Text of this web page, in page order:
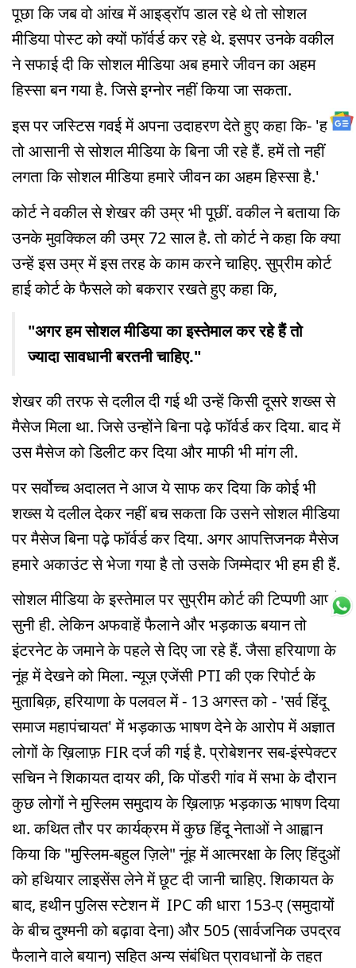
पूछा कि जब वो आंख में आइड्रॉप डाल रहे थे तो सोशल
मीडिया पोस्ट को क्यों फॉर्वर्ड कर रहे थे. इसपर उनके वकील
ने सफाई दी कि सोशल मीडिया अब हमारे जीवन का अहम
हिस्सा बन गया है. जिसे इग्नोर नहीं किया जा सकता.
इस पर जस्टिस गवई में अपना उदाहरण देते हुए कहा कि- 'हम
तो आसानी से सोशल मीडिया के बिना जी रहे हैं. हमें तो नहीं
लगता कि सोशल मीडिया हमारे जीवन का अहम हिस्सा है.'
कोर्ट ने वकील से शेखर की उम्र भी पूछीं. वकील ने बताया कि
उनके मुवक्किल की उम्र 72 साल है. तो कोर्ट ने कहा कि क्या
उन्हें इस उम्र में इस तरह के काम करने चाहिए. सुप्रीम कोर्ट
हाई कोर्ट के फैसले को बकरार रखते हुए कहा कि,
"अगर हम सोशल मीडिया का इस्तेमाल कर रहे हैं तो
ज्यादा सावधानी बरतनी चाहिए."
शेखर की तरफ से दलील दी गई थी उन्हें किसी दूसरे शख्स से
मैसेज मिला था. जिसे उन्होंने बिना पढ़े फॉर्वर्ड कर दिया. बाद में
उस मैसेज को डिलीट कर दिया और माफी भी मांग ली.
पर सर्वोच्च अदालत ने आज ये साफ कर दिया कि कोई भी
शख्स ये दलील देकर नहीं बच सकता कि उसने सोशल मीडिया
पर मैसेज बिना पढ़े फॉर्वर्ड कर दिया. अगर आपत्तिजनक मैसेज
हमारे अकाउंट से भेजा गया है तो उसके जिम्मेदार भी हम ही हैं.
सोशल मीडिया के इस्तेमाल पर सुप्रीम कोर्ट की टिप्पणी आपने
सुनी ही. लेकिन अफवाहें फैलाने और भड़काऊ बयान तो
इंटरनेट के जमाने के पहले से दिए जा रहे हैं. जैसा हरियाणा के
नूंह में देखने को मिला. न्यूज़ एजेंसी PTI की एक रिपोर्ट के
मुताबिक़, हरियाणा के पलवल में - 13 अगस्त को - 'सर्व हिंदू
समाज महापंचायत' में भड़काऊ भाषण देने के आरोप में अज्ञात
लोगों के ख़िलाफ़ FIR दर्ज की गई है. प्रोबेशनर सब-इंस्पेक्टर
सचिन ने शिकायत दायर की, कि पोंडरी गांव में सभा के दौरान
कुछ लोगों ने मुस्लिम समुदाय के ख़िलाफ़ भड़काऊ भाषण दिया
था. कथित तौर पर कार्यक्रम में कुछ हिंदू नेताओं ने आह्वान
किया कि "मुस्लिम-बहुल ज़िले" नूंह में आत्मरक्षा के लिए हिंदुओं
को हथियार लाइसेंस लेने में छूट दी जानी चाहिए. शिकायत के
बाद, हथीन पुलिस स्टेशन में IPC की धारा 153-ए (समुदायों
के बीच दुश्मनी को बढ़ावा देना) और 505 (सार्वजनिक उपद्रव
फैलाने वाले बयान) सहित अन्य संबंधित प्रावधानों के तहत